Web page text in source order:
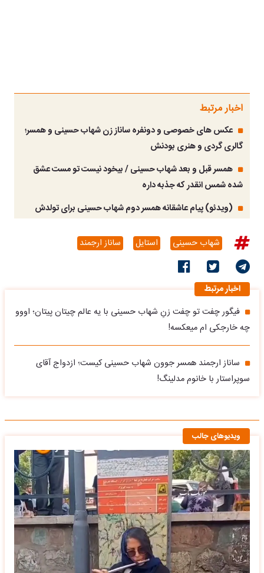
اخبار مرتبط
عکس های خصوصی و دونفره ساناز زن شهاب حسینی و همسر؛
گالری گردی و هنری بودنش
همسر قبل و بعد شهاب حسینی / بیخود نیست تو مست عشق
شده شمس انقدر که جذبه داره
(ویدئو) پیام عاشقانه همسر دوم شهاب حسینی برای تولدش
شهاب حسینی استایل ساناز ارجمند
اخبار مرتبط
فیگور چفت تو چفت زنِ شهاب حسینی با یه عالم چیتان پیتان؛ اووو
چه خارجکی ام میعکسه!
ساناز ارجمند همسر جوون شهاب حسینی کیست؛ ازدواج آقای
سوپراستار با خانوم مدلینگ!
ویدیوهای جالب